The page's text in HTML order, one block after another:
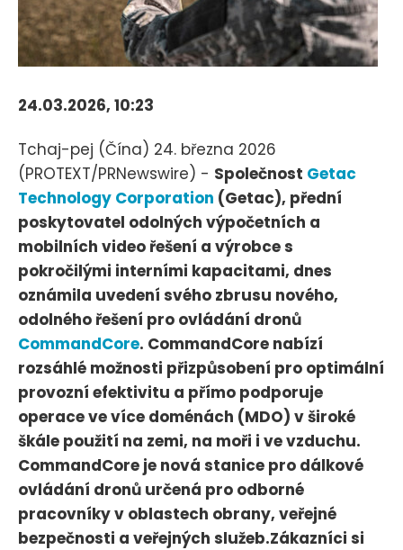
24.03.2026, 10:23
Tchaj-pej (Čína) 24. března 2026
(PROTEXT/PRNewswire) - Společnost Getac
Technology Corporation (Getac), přední
poskytovatel odolných výpočetních a
mobilních video řešení a výrobce s
pokročilými interními kapacitami, dnes
oznámila uvedení svého zbrusu nového,
odolného řešení pro ovládání dronů
CommandCore. CommandCore nabízí
rozsáhlé možnosti přizpůsobení pro optimální
provozní efektivitu a přímo podporuje
operace ve více doménách (MDO) v široké
škále použití na zemi, na moři i ve vzduchu.
CommandCore je nová stanice pro dálkové
ovládání dronů určená pro odborné
pracovníky v oblastech obrany, veřejné
bezpečnosti a veřejných služeb.Zákazníci si